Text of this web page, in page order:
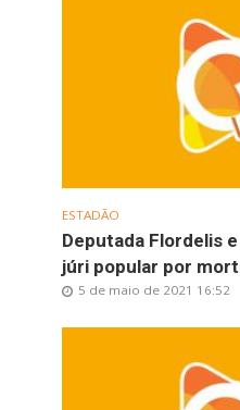
ESTADÃO
Deputada Flordelis
júri popular por
5 de maio de 2021 16:52